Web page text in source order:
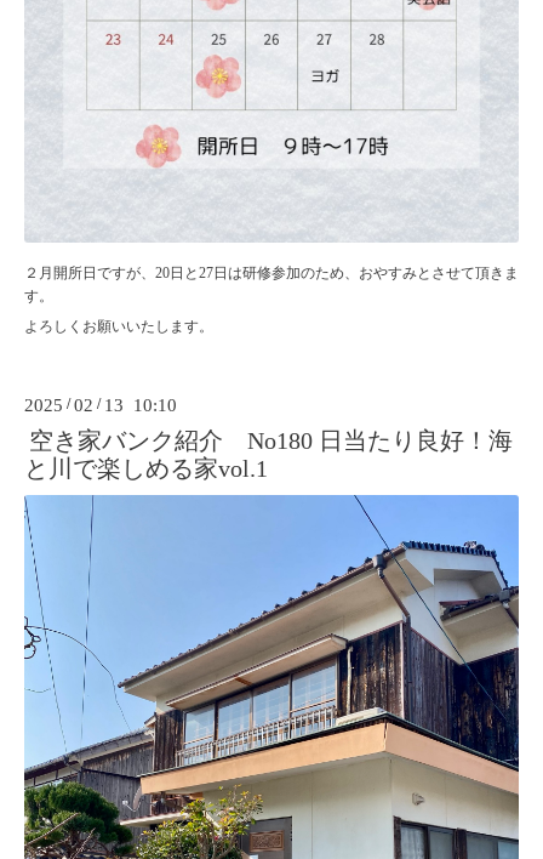
２月開所日ですが、20日と27日は研修参加のため、おやすみとさせて頂きま
す。
よろしくお願いいたします。
2025 /02 / 13 10:10
空き家バンク紹介 No180 日当たり良好！海
と川で楽しめる家vol.1